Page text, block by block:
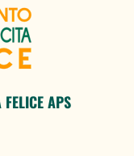
APS